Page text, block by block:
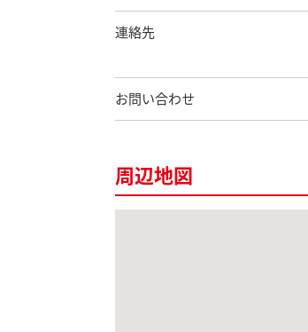
連絡先
お問い合わせ
周辺地図